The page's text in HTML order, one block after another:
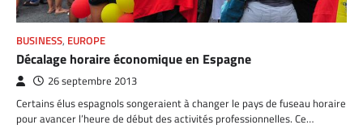
BUSINESS, EUROPE
Décalage horaire économique en Espagne
26 septembre 2013
Certains élus espagnols songeraient à changer le pays de fuseau horaire
pour avancer l’heure de début des activités professionnelles. Ce…